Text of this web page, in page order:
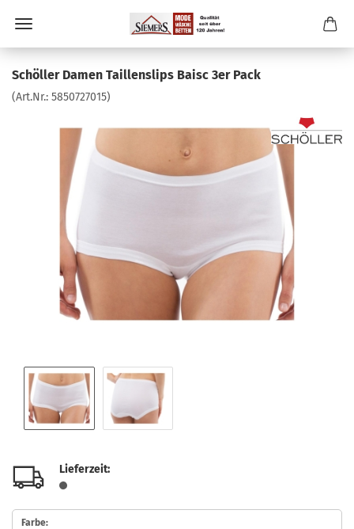
Schöller Damen Taillenslips Baisc 3er Pack
(Art.Nr.: 5850727015)
Lieferzeit:
Farbe: